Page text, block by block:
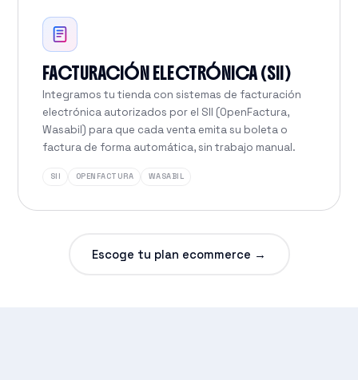
FACTURACIÓN ELECTRÓNICA (SII)
Integramos tu tienda con sistemas de facturación
electrónica autorizados por el SII (OpenFactura,
Wasabil) para que cada venta emita su boleta o
factura de forma automática, sin trabajo manual.
SII OPENFACTURA WASABIL
Escoge tu plan ecommerce →